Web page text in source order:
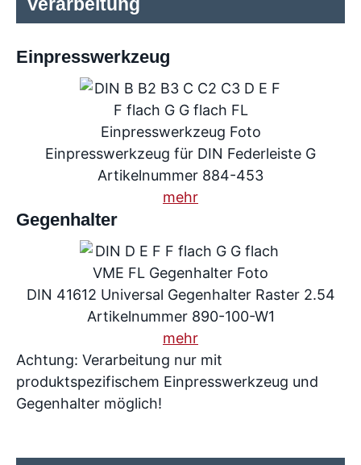
Einpresswerkzeug
Einpresswerkzeug für DIN Federleiste G
Artikelnummer 884-453
mehr
Gegenhalter
DIN 41612 Universal Gegenhalter Raster 2.54
Artikelnummer 890-100-W1
mehr
Achtung: Verarbeitung nur mit
produktspezifischem Einpresswerkzeug und
Gegenhalter möglich!